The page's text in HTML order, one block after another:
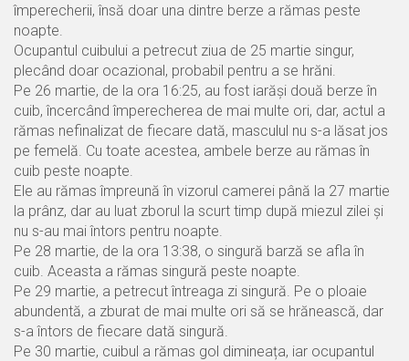
împerecherii, însă doar una dintre berze a rămas peste
noapte.
Ocupantul cuibului a petrecut ziua de 25 martie singur,
plecând doar ocazional, probabil pentru a se hrăni.
Pe 26 martie, de la ora 16:25, au fost iarăși două berze în
cuib, încercând împerecherea de mai multe ori, dar, actul a
rămas nefinalizat de fiecare dată, masculul nu s-a lăsat jos
pe femelă. Cu toate acestea, ambele berze au rămas în
cuib peste noapte.
Ele au rămas împreună în vizorul camerei până la 27 martie
la prânz, dar au luat zborul la scurt timp după miezul zilei și
nu s-au mai întors pentru noapte.
Pe 28 martie, de la ora 13:38, o singură barză se afla în
cuib. Aceasta a rămas singură peste noapte.
Pe 29 martie, a petrecut întreaga zi singură. Pe o ploaie
abundentă, a zburat de mai multe ori să se hrănească, dar
s-a întors de fiecare dată singură.
Pe 30 martie, cuibul a rămas gol dimineața, iar ocupantul